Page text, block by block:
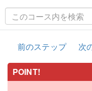
前のステップ 次
POINT!